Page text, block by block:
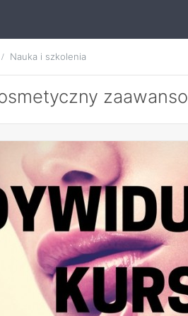
Nauka i szkolenia